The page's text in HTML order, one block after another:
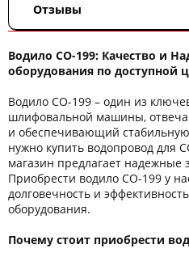
Отзывы
Водило СО-199: Качество и
оборудования по доступной
Водило СО-199 – один из
шлифовальной машины,
и обеспечивающий
нужно купить водопровод для
магазин предлагает надежные
Приобрести водило СО-199 у
долговечность и
оборудования.
Почему стоит приобрести